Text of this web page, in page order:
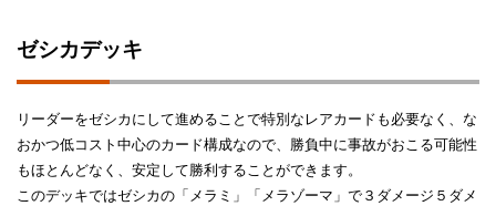
ゼシカデッキ
リーダーをゼシカにして進めることで特別なレアカードも必要なく、な
おかつ低コスト中心のカード構成なので、勝負中に事故がおこる可能性
もほとんどなく、安定して勝利することができます。
このデッキではゼシカの「メラミ」「メラゾーマ」で３ダメージ５ダメ